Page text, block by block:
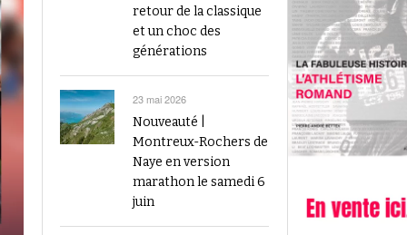
retour de la classique
et un choc des
générations
23 mai 2026
Nouveauté |
Montreux-Rochers de
Naye en version
marathon le samedi 6
juin